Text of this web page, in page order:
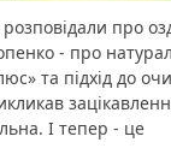
про
- про
та підхід до
І тепер - це